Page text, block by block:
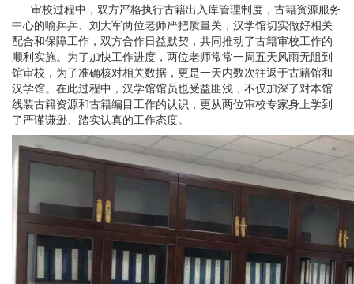
审校过程中，双方严格执行古籍出入库管理制度，古籍资源服务
中心的喻乒乒、刘大军两位老师严把质量关，汉学馆切实做好相关
配合和保障工作，双方合作日益默契，共同推动了古籍审校工作的
顺利实施。为了加快工作进度，两位老师常常一周五天风雨无阻到
馆审校，为了准确核对相关数据，更是一天内数次往返于古籍馆和
汉学馆。在此过程中，汉学馆馆员也受益匪浅，不仅加深了对本馆
线装古籍资源和古籍编目工作的认识，更从两位审校专家身上学到
了严谨谦逊、踏实认真的工作态度。